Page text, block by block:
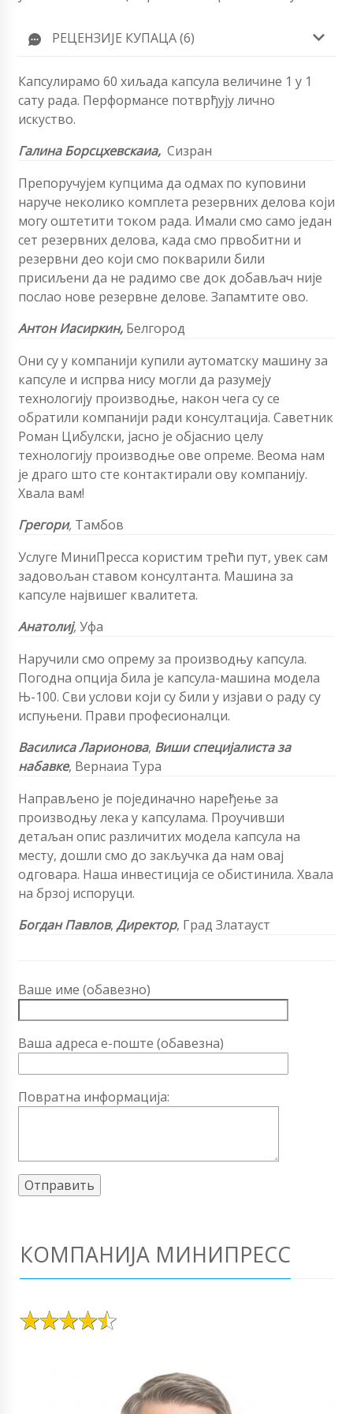
РЕЦЕНЗИЈЕ КУПАЦА (6)
Капсулирамо 60 хиљада капсула величине 1 у 1
сату рада. Перформансе потврђују лично
искуство.
Галина Борсцхевскаиа, Сизран
Препоручујем купцима да одмах по куповини
наруче неколико комплета резервних делова који
могу оштетити током рада. Имали смо само један
сет резервних делова, када смо првобитни и
резервни део који смо покварили били
присиљени да не радимо све док добављач није
послао нове резервне делове. Запамтите ово.
Антон Иасиркин, Белгород
Они су у компанији купили аутоматску машину за
капсуле и испрва нису могли да разумеју
технологију производње, након чега су се
обратили компанији ради консултација. Саветник
Роман Цибулски, јасно је објаснио целу
технологију производње ове опреме. Веома нам
је драго што сте контактирали ову компанију.
Хвала вам!
Грегори, Тамбов
Услуге МиниПресса користим трећи пут, увек сам
задовољан ставом консултанта. Машина за
капсуле највишег квалитета.
Анатолиј,Уфа
Наручили смо опрему за производњу капсула.
Погодна опција била је капсула-машина модела
Њ-100. Сви услови који су били у изјави о раду су
испуњени. Прави професионалци.
Василиса Ларионова, Виши специјалиста за
набавке, Вернаиа Тура
Направљено је појединачно наређење за
производњу лека у капсулама. Проучивши
детаљан опис различитих модела капсула на
месту, дошли смо до закључка да нам овај
одговара. Наша инвестиција се обистинила. Хвала
на брзој испоруци.
Богдан Павлов, Директор, Град Златауст
Ваше име (обавезно)
Ваша адреса е-поште (обавезна)
Повратна информација:
КОМПАНИЈА МИНИПРЕСС